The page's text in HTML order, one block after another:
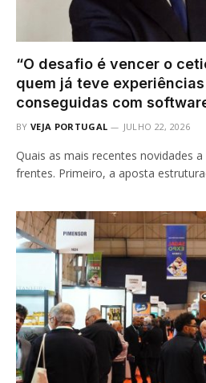
“O desafio é vencer o
quem já teve
conseguidas com
BY VEJA PORTUGAL JULHO 22, 2026
Quais as mais recentes novidades
frentes. Primeiro, a aposta